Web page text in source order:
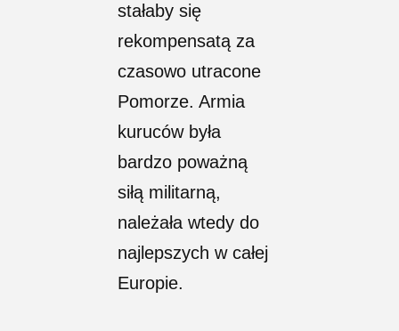
stałaby się
rekompensatą za
czasowo utracone
Pomorze. Armia
kuruców była
bardzo poważną
siłą militarną,
należała wtedy do
najlepszych w całej
Europie.